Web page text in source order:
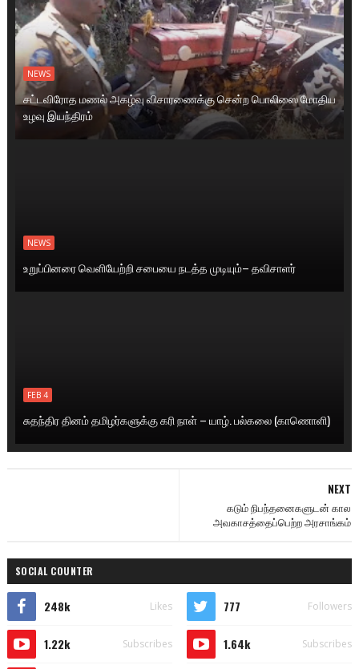
NEWS
சட்டவிரோத மணல் அகழ்வு விசாரணைக்கு சென்ற பொலிஸை மோதிய
உழவு இயந்திரம்
NEWS
உறுப்பினரை வெளியேற்றி சபையை நடத்த முடியும்– தவிசாளர்
FEB 4
சுதந்திர தினம் தமிழர்களுக்கு கரி நாள் – யாழ். பல்கலை (காணொளி)
NEXT
கடும் நிபந்தனைகளுடன் கால
அவகாசத்தைப்பெற்ற அரசாங்கம்
SOCIAL COUNTER
248k Likes 777 Followers
1.22k Subscribes 1.64k Subscribes